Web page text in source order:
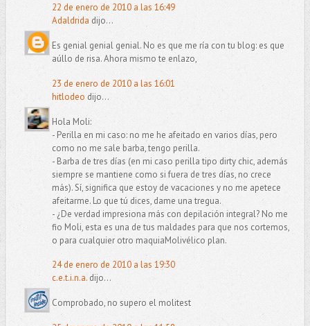
22 de enero de 2010 a las 16:49
Adaldrida dijo...
Es genial genial genial. No es que me ría con tu blog: es que
aúllo de risa. Ahora mismo te enlazo,
23 de enero de 2010 a las 16:01
hitlodeo dijo...
Hola Moli:
- Perilla en mi caso: no me he afeitado en varios días, pero
como no me sale barba, tengo perilla.
- Barba de tres días (en mi caso perilla tipo dirty chic, además
siempre se mantiene como si fuera de tres días, no crece
más). Sí, significa que estoy de vacaciones y no me apetece
afeitarme. Lo que tú dices, dame una tregua.
- ¿De verdad impresiona más con depilación integral? No me
fio Moli, esta es una de tus maldades para que nos cortemos,
o para cualquier otro maquiaMolivélico plan.
24 de enero de 2010 a las 19:30
c.e.t.i.n.a.dijo...
Comprobado, no supero el molitest